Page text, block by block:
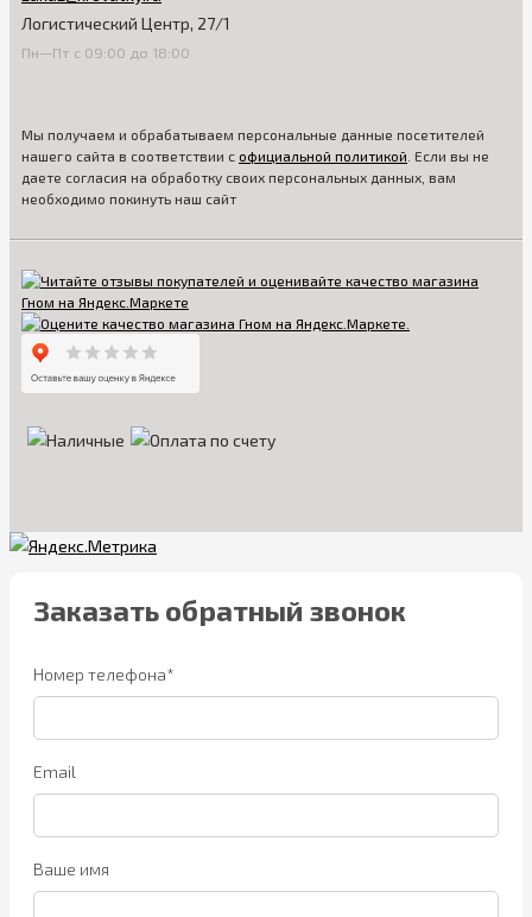
Логистический Центр, 27/1
Пн—Пт с 09:00 до 18:00
Мы получаем и обрабатываем персональные данные посетителей
нашего сайта в соответствии с официальной политикой . Если вы не
даете согласия на обработку своих персональных данных, вам
необходимо покинуть наш сайт
Заказать обратный звонок
Номер телефона*
Email
Ваше имя